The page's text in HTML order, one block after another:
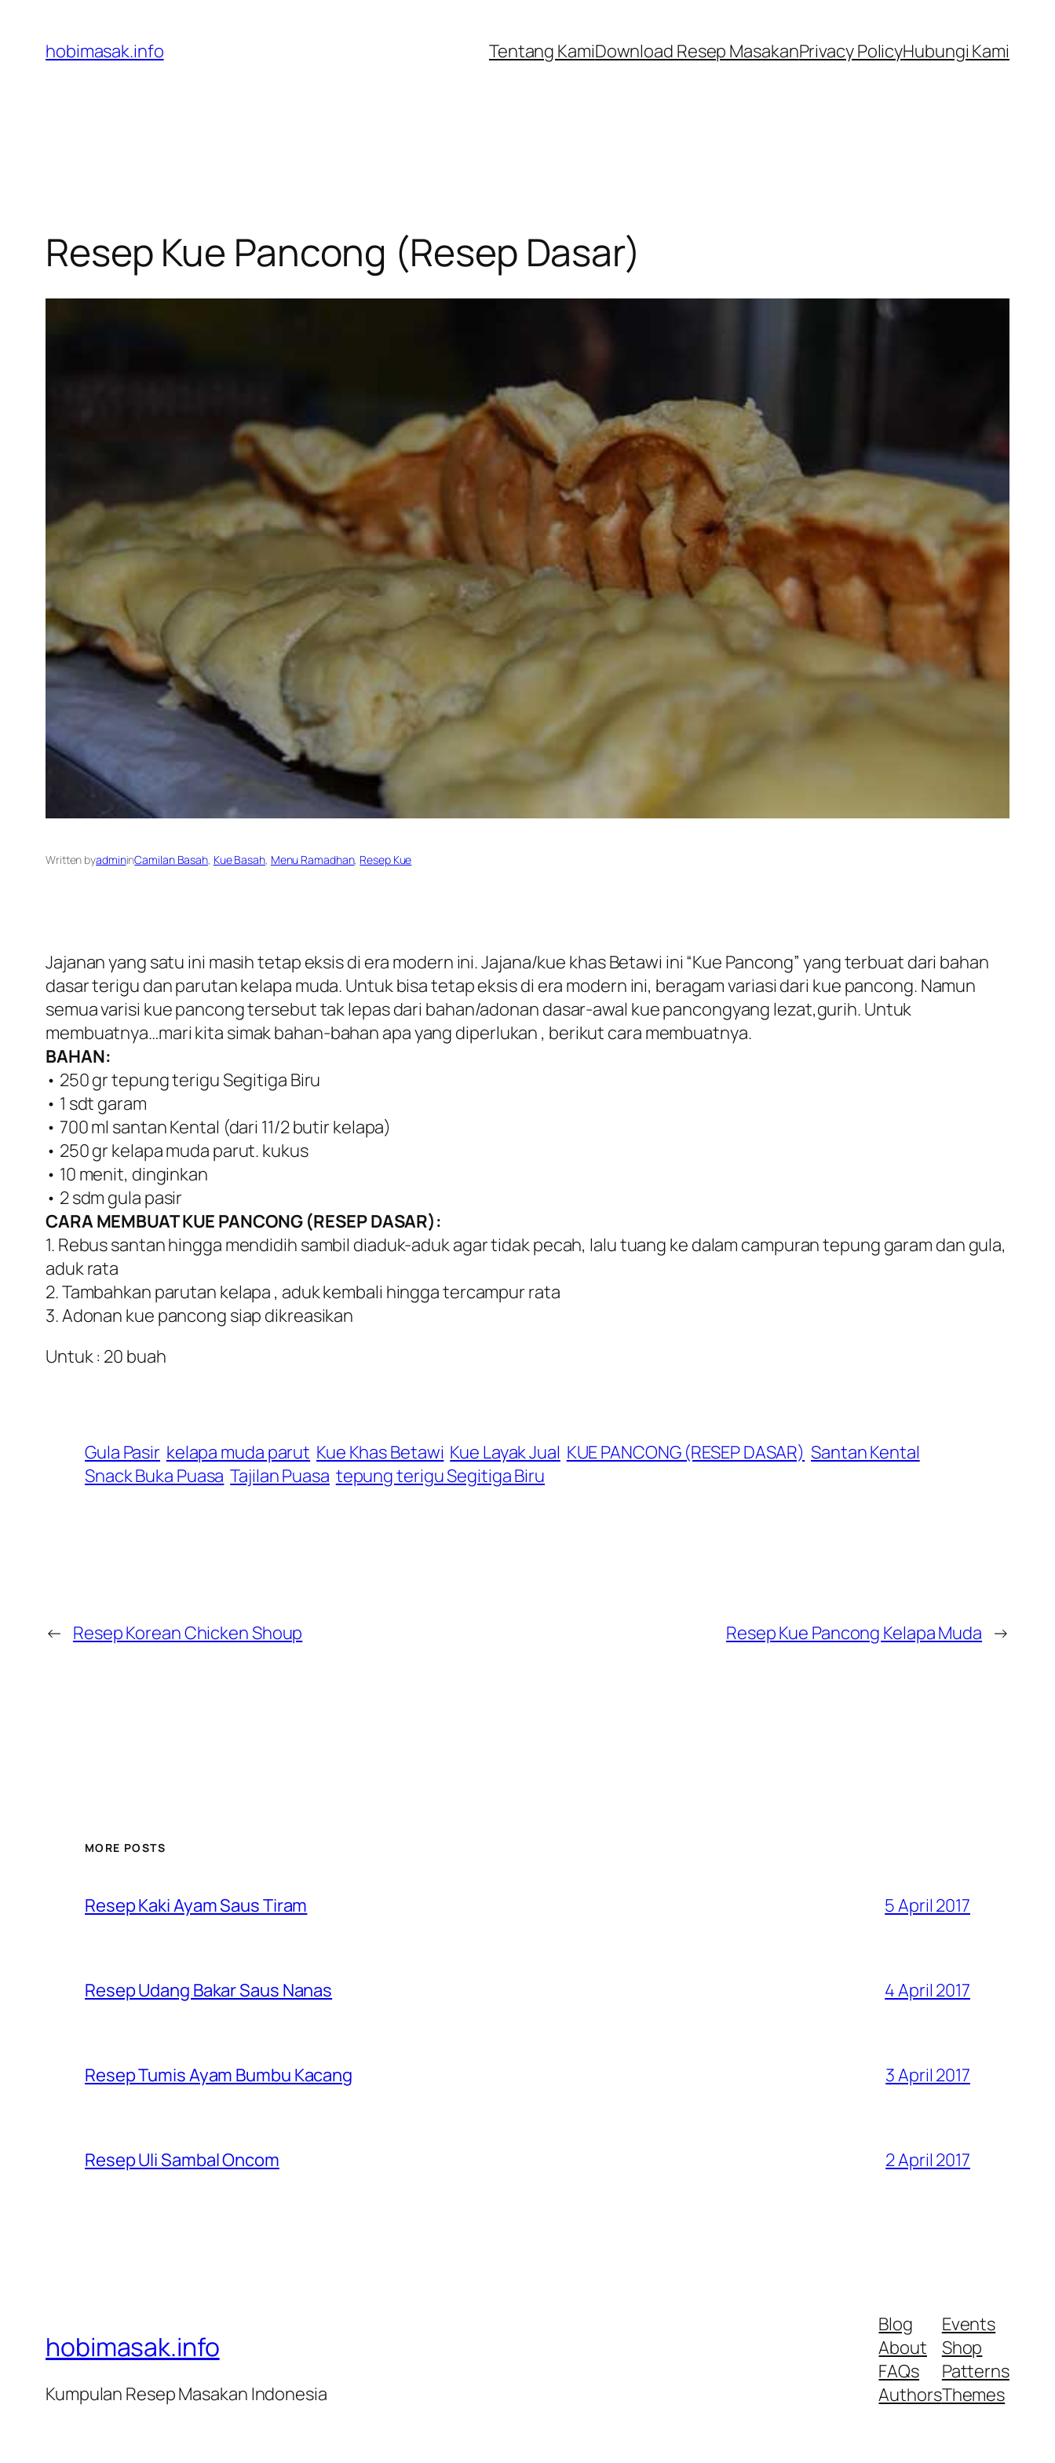
content
hobimasak.info Tentang KamiDownload Resep MasakanPrivacy PolicyHubungi Kami
Resep Kue Pancong (Resep Dasar)
Written byadmininCamilan Basah, Kue Basah, Menu Ramadhan, Resep Kue
Jajanan yang satu ini masih tetap eksis di era modern ini. Jajana/kue khas Betawi ini “Kue Pancong” yang terbuat dari bahan
dasar terigu dan parutan kelapa muda. Untuk bisa tetap eksis di era modern ini, beragam variasi dari kue pancong. Namun
semua varisi kue pancong tersebut tak lepas dari bahan/adonan dasar-awal kue pancongyang lezat,gurih. Untuk
membuatnya…mari kita simak bahan-bahan apa yang diperlukan , berikut cara membuatnya.
BAHAN:
• 250 gr tepung terigu Segitiga Biru
• 1 sdt garam
• 700 ml santan Kental (dari 11/2 butir kelapa)
• 250 gr kelapa muda parut. kukus
• 10 menit, dinginkan
• 2 sdm gula pasir
CARA MEMBUAT KUE PANCONG (RESEP DASAR):
1. Rebus santan hingga mendidih sambil diaduk-aduk agar tidak pecah, lalu tuang ke dalam campuran tepung garam dan gula,
aduk rata
2. Tambahkan parutan kelapa , aduk kembali hingga tercampur rata
3. Adonan kue pancong siap dikreasikan
Untuk : 20 buah
Gula Pasir kelapa muda parut Kue Khas Betawi Kue Layak Jual KUE PANCONG (RESEP DASAR) Santan Kental
Snack Buka Puasa Tajilan Puasa tepung terigu Segitiga Biru
← Resep Korean Chicken Shoup Resep Kue Pancong Kelapa Muda →
MORE POSTS
Resep Kaki Ayam Saus Tiram 5 April 2017
Resep Udang Bakar Saus Nanas 4 April 2017
Resep Tumis Ayam Bumbu Kacang 3 April 2017
Resep Uli Sambal Oncom 2 April 2017
hobimasak.info
Kumpulan Resep Masakan Indonesia
Blog
About
FAQs
Authors
Events
Shop
Patterns
Themes